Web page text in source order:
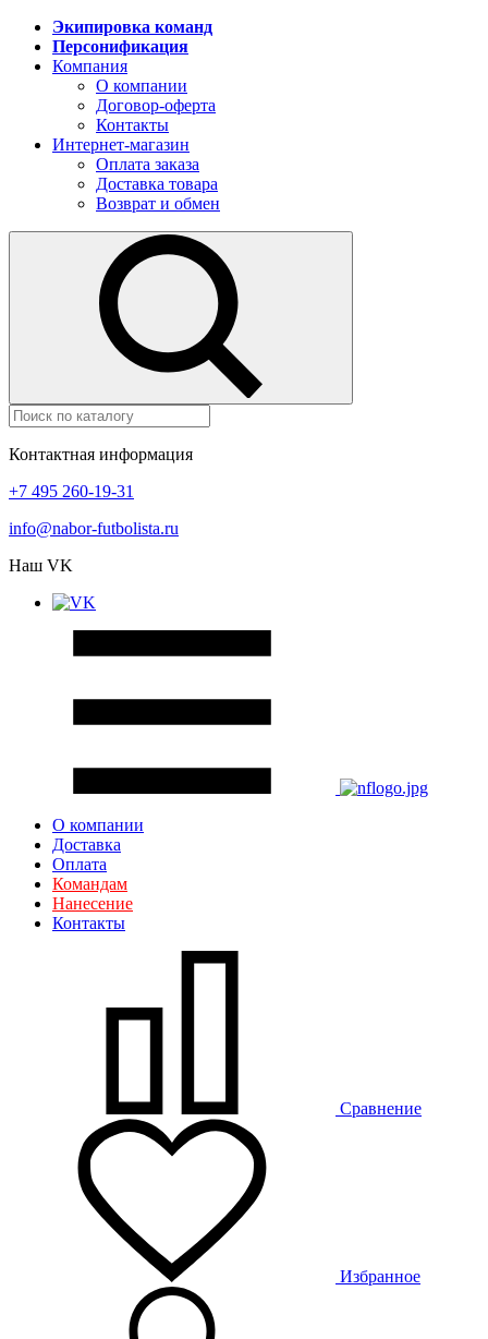
Экипировка команд
Персонификация
Компания
О компании
Договор-оферта
Контакты
Интернет-магазин
Оплата заказа
Доставка товара
Возврат и обмен
Контактная информация
+7 495 260-19-31
info@nabor-futbolista.ru
Наш VK
О компании
Доставка
Оплата
Командам
Нанесение
Контакты
Сравнение
Избранное